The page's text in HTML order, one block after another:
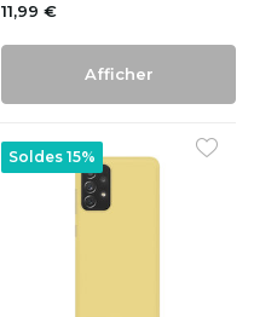
11,99 €
Afficher
Soldes 15%